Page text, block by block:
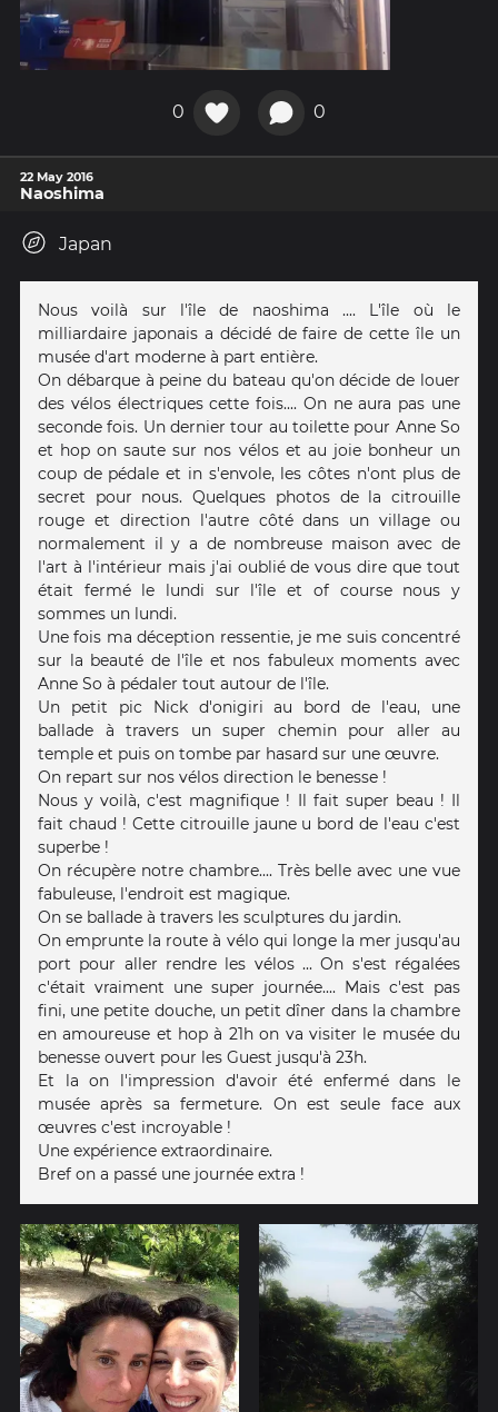
0 0
22 May 2016
Naoshima
Japan
Nous voilà sur l'île de naoshima .... L'île où le
milliardaire japonais a décidé de faire de cette île un
musée d'art moderne à part entière.
On débarque à peine du bateau qu'on décide de louer
des vélos électriques cette fois.... On ne aura pas une
seconde fois. Un dernier tour au toilette pour Anne So
et hop on saute sur nos vélos et au joie bonheur un
coup de pédale et in s'envole, les côtes n'ont plus de
secret pour nous. Quelques photos de la citrouille
rouge et direction l'autre côté dans un village ou
normalement il y a de nombreuse maison avec de
l'art à l'intérieur mais j'ai oublié de vous dire que tout
était fermé le lundi sur l'île et of course nous y
sommes un lundi.
Une fois ma déception ressentie, je me suis concentré
sur la beauté de l'île et nos fabuleux moments avec
Anne So à pédaler tout autour de l'île.
Un petit pic Nick d'onigiri au bord de l'eau, une
ballade à travers un super chemin pour aller au
temple et puis on tombe par hasard sur une œuvre.
On repart sur nos vélos direction le benesse !
Nous y voilà, c'est magnifique ! Il fait super beau ! Il
fait chaud ! Cette citrouille jaune u bord de l'eau c'est
superbe !
On récupère notre chambre.... Très belle avec une vue
fabuleuse, l'endroit est magique.
On se ballade à travers les sculptures du jardin.
On emprunte la route à vélo qui longe la mer jusqu'au
port pour aller rendre les vélos ... On s'est régalées
c'était vraiment une super journée.... Mais c'est pas
fini, une petite douche, un petit dîner dans la chambre
en amoureuse et hop à 21h on va visiter le musée du
benesse ouvert pour les Guest jusqu'à 23h.
Et la on l'impression d'avoir été enfermé dans le
musée après sa fermeture. On est seule face aux
œuvres c'est incroyable !
Une expérience extraordinaire.
Bref on a passé une journée extra !